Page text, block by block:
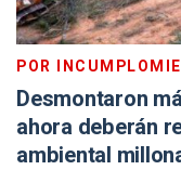
POR
Desmontaron
ahora deberán
ambiental